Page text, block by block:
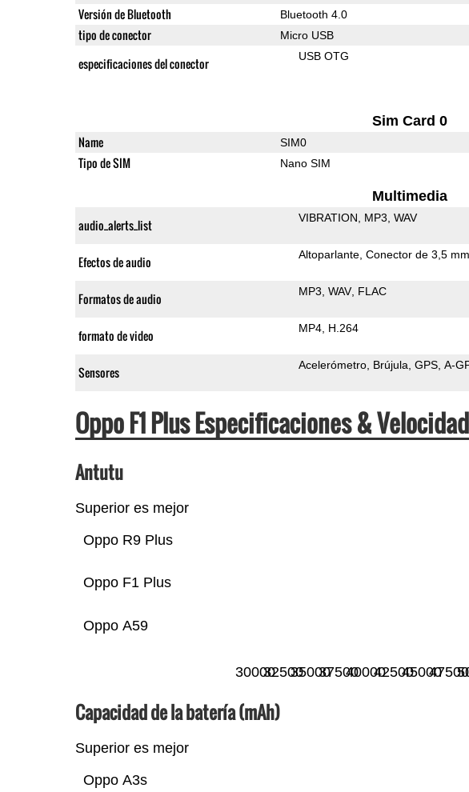
Versión de Bluetooth Bluetooth 4.0
tipo de conector Micro USB
especificaciones del conector USB OTG
Sim Card 0
Name SIM0
Tipo de SIM Nano SIM
Multimedia
audio_alerts_list VIBRATION MP3 WAV
Efectos de audio Altoparlante Conector de 3,5 mm
Formatos de audio MP3 WAV FLAC
formato de video MP4 H.264
Sensores Acelerómetro Brújula GPS A-
Oppo F1 Plus Especificaciones &
Antutu
Superior es mejor
Oppo A59
Oppo F1 Plus
Oppo R9 Plus
3000032500350003750040000425004500047500
Capacidad de la batería (mAh)
Superior es mejor
Oppo A3s